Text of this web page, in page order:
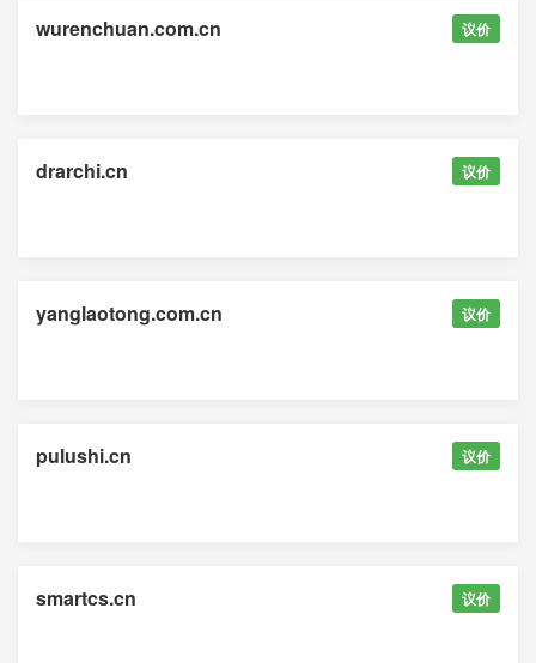
wurenchuan.com.cn 议价
drarchi.cn 议价
yanglaotong.com.cn 议价
pulushi.cn 议价
smartcs.cn 议价